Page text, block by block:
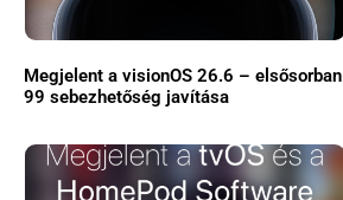
Megjelent a visionOS 26.6 – elsősorban
99 sebezhetőség javítása